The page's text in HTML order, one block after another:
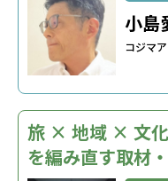
小島
コジマ
旅 × 地域 × 文
を編み直す取材